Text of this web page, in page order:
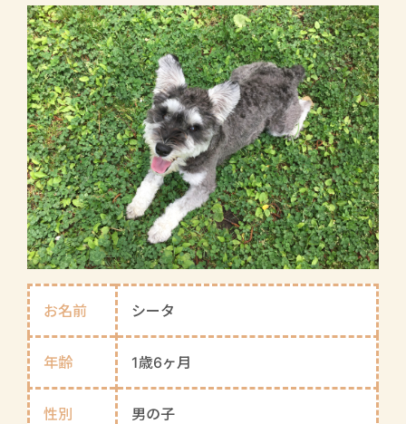
お名前 シータ
年齢 1歳6ヶ月
性別 男の子